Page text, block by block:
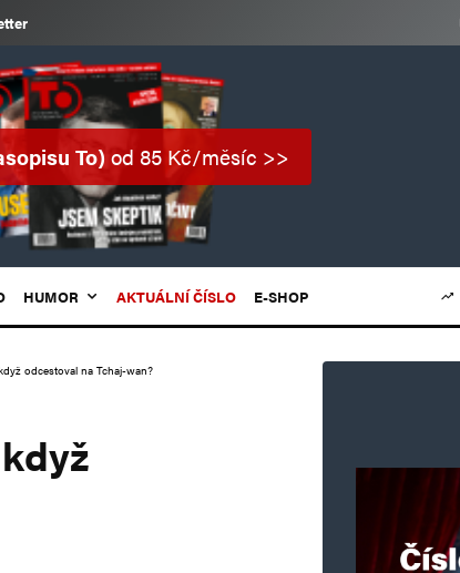
To)od 85 Kč/měsíc >>
HUMOR AKTUÁLNÍ ČÍSLO E-SHOP
odcestoval na Tchaj-wan?